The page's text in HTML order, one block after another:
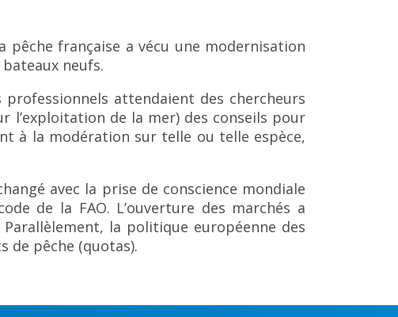
pêche française a vécu une modernisation
neufs.
attendaient des chercheurs
l’exploitation de la mer) des conseils pour
à la modération sur telle ou telle espèce,
avec la prise de conscience mondiale
de la FAO. L’ouverture des marchés a
la politique européenne des
de pêche (quotas).